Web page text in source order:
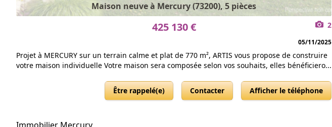
Maison neuve à Mercury (73200), 5 pièces
425 130 € 2
05/11/2025
Projet à MERCURY sur un terrain calme et plat de 770 m², ARTIS vous propose de construire
votre maison individuelle Votre maison sera composée selon vos souhaits, elles bénéficiero...
Être rappelé(e) Contacter Afficher le téléphone